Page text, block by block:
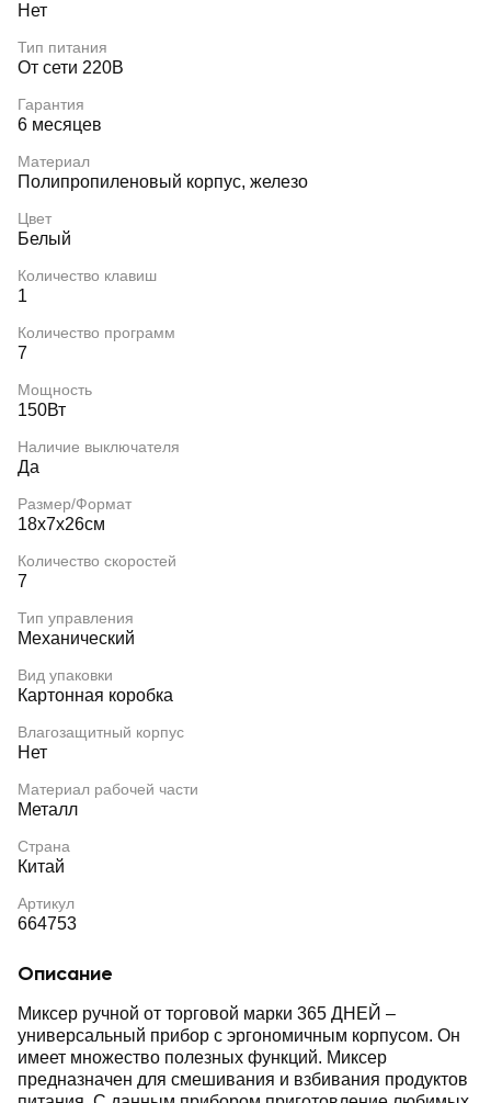
Нет
Тип питания
От сети 220В
Гарантия
6 месяцев
Материал
Полипропиленовый корпус, железо
Цвет
Белый
Количество клавиш
1
Количество программ
7
Мощность
150Вт
Наличие выключателя
Да
Размер/Формат
18х7х26см
Количество скоростей
7
Тип управления
Механический
Вид упаковки
Картонная коробка
Влагозащитный корпус
Нет
Материал рабочей части
Металл
Страна
Китай
Артикул
664753
Описание
Миксер ручной от торговой марки 365 ДНЕЙ –
универсальный прибор с эргономичным корпусом. Он
имеет множество полезных функций. Миксер
предназначен для смешивания и взбивания продуктов